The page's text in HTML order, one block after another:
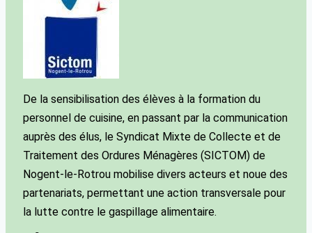
De la sensibilisation des élèves à la formation du
personnel de cuisine, en passant par la communication
auprès des élus, le Syndicat Mixte de Collecte et de
Traitement des Ordures Ménagères (SICTOM) de
Nogent-le-Rotrou mobilise divers acteurs et noue des
partenariats, permettant une action transversale pour
la lutte contre le gaspillage alimentaire.